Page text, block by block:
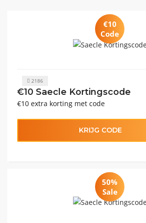
€10
Code
2186
€10 Saecle Kortingscode
€10 extra korting met code
KRIJG CODE
50%
Sale